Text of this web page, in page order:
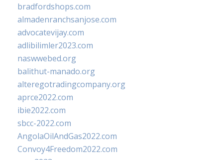
bradfordshops.com
almadenranchsanjose.com
advocatevijay.com
adlibilimler2023.com
naswwebed.org
balithut-manado.org
alteregotradingcompany.org
aprce2022.com
ibie2022.com
sbcc-2022.com
AngolaOilAndGas2022.com
Convoy4Freedom2022.com